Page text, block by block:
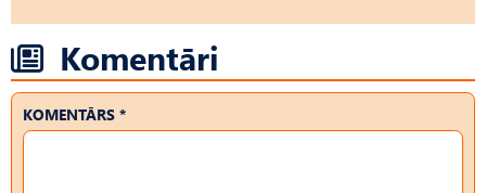
Komentāri
KOMENTĀRS *